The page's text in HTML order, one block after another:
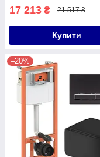
17 213 ₴ 21 517 ₴
Купити
–20%